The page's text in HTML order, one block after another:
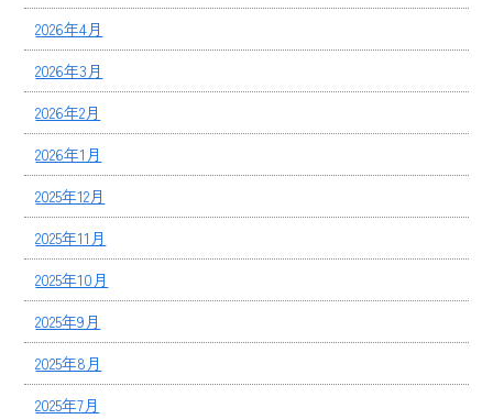
2026年4月
2026年3月
2026年2月
2026年1月
2025年12月
2025年11月
2025年10月
2025年9月
2025年8月
2025年7月